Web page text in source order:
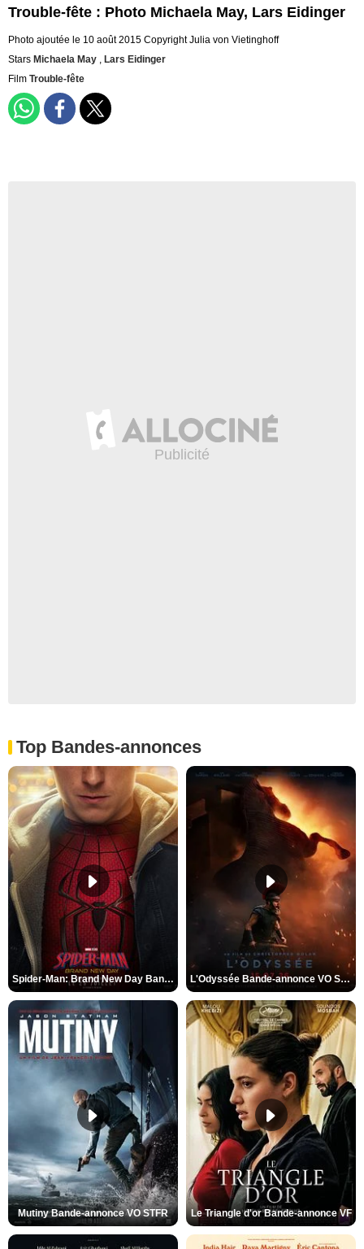
Trouble-fête : Photo Michaela May, Lars Eidinger
Photo ajoutée le 10 août 2015 Copyright Julia von Vietinghoff
Stars Michaela May , Lars Eidinger
Film Trouble-fête
Top Bandes-annonces
Spider-Man: Brand New Day Bande-annonce VO STFR L'Odyssée Bande-annonce VO STFR
Mutiny Bande-annonce VO STFR Le Triangle d'or Bande-annonce VF